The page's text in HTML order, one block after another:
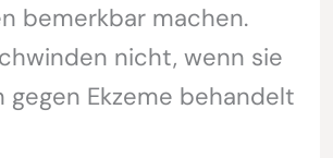
bemerkbar machen.
nicht, wenn sie
Ekzeme behandelt